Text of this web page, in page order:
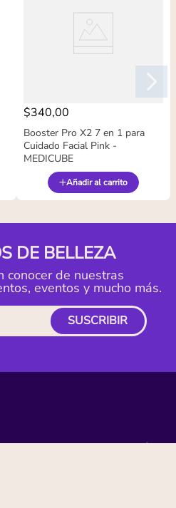
$340,00
Booster Pro X2 7 en 1 para
Cuidado Facial Pink -
MEDICUBE
Añadir al carrito
DE BELLEZA
conocer de nuestras
eventos y mucho más.
SUSCRIBIR